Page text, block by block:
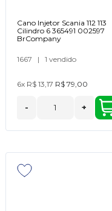
Cano Injetor Scania 112 113
Cilindro 6 365491 002597
BrCompany
1667 | 1 vendido
6x R$ 13,17 R$ 79,00
- +